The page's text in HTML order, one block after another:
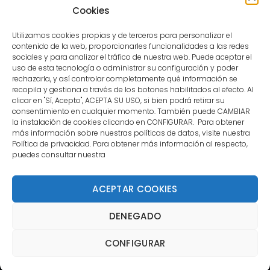
Cookies
Utilizamos cookies propias y de terceros para personalizar el
contenido de la web, proporcionarles funcionalidades a las redes
sociales y para analizar el tráfico de nuestra web. Puede aceptar el
uso de esta tecnología o administrar su configuración y poder
rechazarla, y así controlar completamente qué información se
recopila y gestiona a través de los botones habilitados al efecto. Al
clicar en "Sí, Acepto", ACEPTA SU USO, si bien podrá retirar su
consentimiento en cualquier momento. También puede CAMBIAR
la instalación de cookies clicando en CONFIGURAR. Para obtener
más información sobre nuestras políticas de datos, visite nuestra
Política de privacidad. Para obtener más información al respecto,
puedes consultar nuestra
ACEPTAR COOKIES
DENEGADO
CONFIGURAR
CONTACTO
MENÚ PRINCIPAL
MI CUENTA
DOCUMENTACIÓN
reservados. | La Mejor Tienda de Dardos y Dianas de